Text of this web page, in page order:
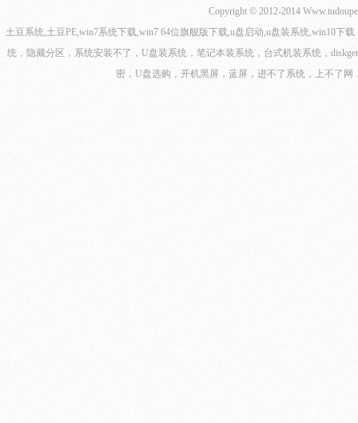
Copyright © 2012-2014
土豆系统,土豆PE,win7系统下载,win7 64位旗舰版下载,u盘启动,u盘装系统,win10下
统，隐藏分区，系统安装不了，U盘装系统，笔记本装系统，台式机装系统，
密，U盘选购，开机黑屏，蓝屏，进不了系统，上不了